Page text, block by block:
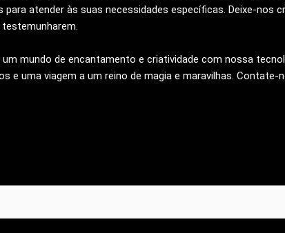
atender às suas necessidades específicas. Deixe-nos
mundo de encantamento e criatividade com nossa
e uma viagem a um reino de magia e maravilhas. Contate-